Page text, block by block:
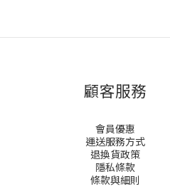
顧客服務
會員優惠
運送服務方式
退換貨政策
隱私條款
條款與細則